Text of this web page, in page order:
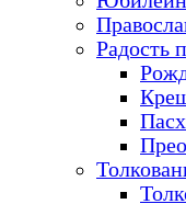
Радость